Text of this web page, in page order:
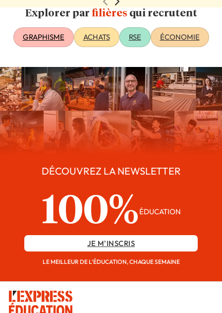
Explorer par filières qui recrutent
GRAPHISME ACHATS RSE ÉCONOMIE
DÉCOUVREZ LA NEWSLETTER
100% ÉDUCATION
JE M'INSCRIS
LE MEILLEUR DE L'ÉDUCATION, CHAQUE SEMAINE